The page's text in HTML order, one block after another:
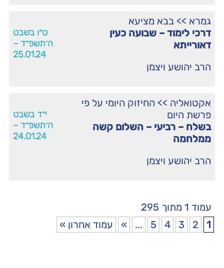
גמרא >> בבא מציעא
דרכי לימוד – שבועה כעין
דאורייתא
הרב יהושע ויצמן
ט״ו בשבט
ה׳תשפ״ד –
25.01.24
אקטואליה >> החיזוק היומי על פי
פרשת היום
בשלח – רביעי – השלום קשה
ממלחמה
הרב יהושע ויצמן
י״ד בשבט
ה׳תשפ״ד –
24.01.24
עמוד 1 מתוך 295
1
2
3
4
5
...
» עמוד אחרון »